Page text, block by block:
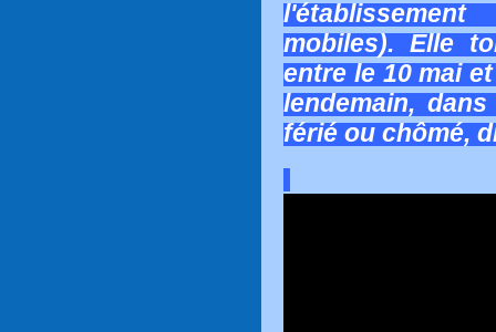
mobiles). Elle
entre le 10 mai
lendemain,
férié ou chômé,